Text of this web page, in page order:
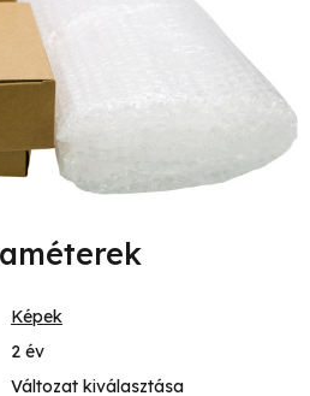
Képek
2 év
Változat kiválasztása